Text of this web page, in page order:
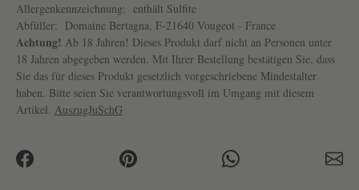
E
R
T
A
G
Allergenkennzeichnung: enthält Sulfite
Abfüller: Domaine Bertagna, F-21640 Vougeot - France
Achtung! Ab 18 Jahren! Dieses Produkt darf nicht an Personen unter
18 Jahren abgegeben werden. Mit Ihrer Bestellung bestätigen Sie, dass
Sie das für dieses Produkt gesetzlich vorgeschriebene Mindestalter
haben. Bitte seien Sie verantwortungsvoll im Umgang mit diesem
Artikel. AuszugJuSchG